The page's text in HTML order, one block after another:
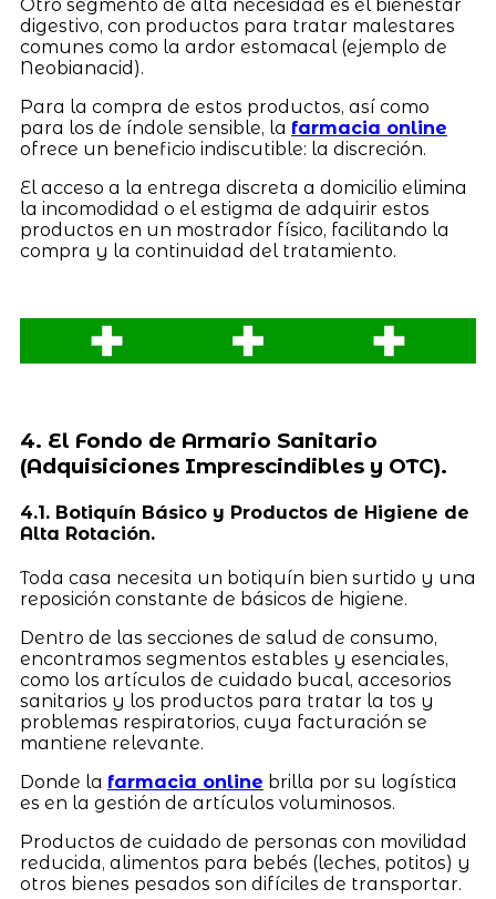
Otro segmento de alta necesidad es el bienestar
digestivo, con productos para tratar malestares
comunes como la ardor estomacal (ejemplo de
Neobianacid).
Para la compra de estos productos, así como
para los de índole sensible, la farmacia online
ofrece un beneficio indiscutible: la discreción.
El acceso a la entrega discreta a domicilio elimina
la incomodidad o el estigma de adquirir estos
productos en un mostrador físico, facilitando la
compra y la continuidad del tratamiento.
4. El Fondo de Armario Sanitario
(Adquisiciones Imprescindibles y OTC).
4.1. Botiquín Básico y Productos de Higiene de
Alta Rotación.
Toda casa necesita un botiquín bien surtido y una
reposición constante de básicos de higiene.
Dentro de las secciones de salud de consumo,
encontramos segmentos estables y esenciales,
como los artículos de cuidado bucal, accesorios
sanitarios y los productos para tratar la tos y
problemas respiratorios, cuya facturación se
mantiene relevante.
Donde la farmacia online brilla por su logística
es en la gestión de artículos voluminosos.
Productos de cuidado de personas con movilidad
reducida, alimentos para bebés (leches, potitos) y
otros bienes pesados son difíciles de transportar.